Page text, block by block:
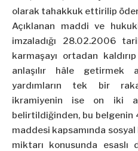
olarak tahakkuk ettirilip
Açıklanan maddi ve
imzaladığı 28.02.2006
karmaşayı ortadan
anlaşılır hâle getirmek
yardımların tek bir
ikramiyenin ise on iki
belirtildiğinden, bu belgenin
maddesi kapsamında
miktarı konusunda